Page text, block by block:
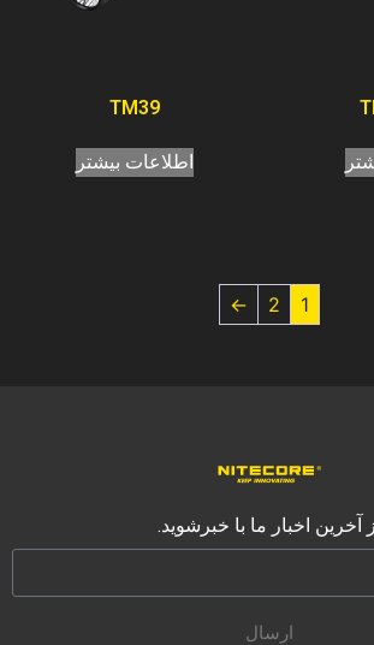
TM39
اطلاعات بیشتر
1
2
←
آخرین اخبار ما با خبرشوید.
ارسال